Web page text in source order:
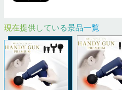
現在提供している景品一覧